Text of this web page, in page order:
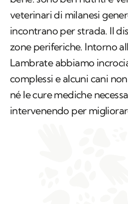
zone periferiche. Intorno
Lambrate abbiamo
complessi e alcuni cani
né le cure mediche
intervenendo per